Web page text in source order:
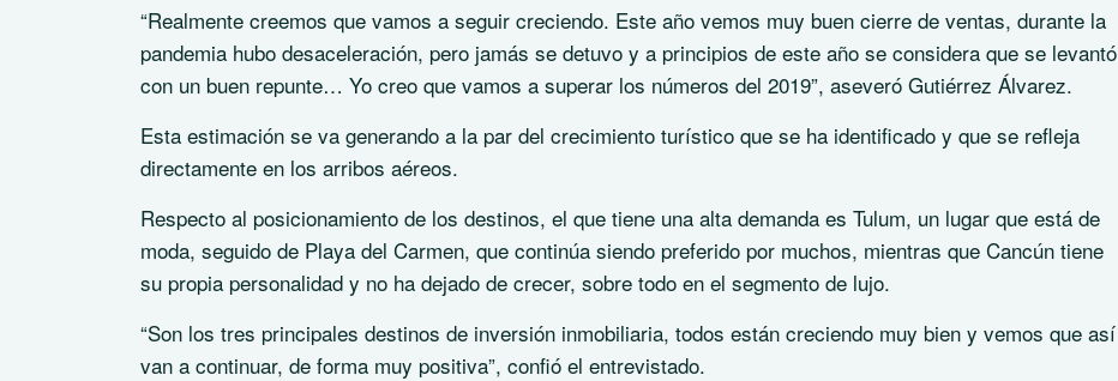
“Realmente creemos que vamos a seguir creciendo. Este año vemos muy buen cierre de ventas, durante la
pandemia hubo desaceleración, pero jamás se detuvo y a principios de este año se considera que se levantó
con un buen repunte… Yo creo que vamos a superar los números del 2019”, aseveró Gutiérrez Álvarez.
Esta estimación se va generando a la par del crecimiento turístico que se ha identificado y que se refleja
directamente en los arribos aéreos.
Respecto al posicionamiento de los destinos, el que tiene una alta demanda es Tulum, un lugar que está de
moda, seguido de Playa del Carmen, que continúa siendo preferido por muchos, mientras que Cancún tiene
su propia personalidad y no ha dejado de crecer, sobre todo en el segmento de lujo.
“Son los tres principales destinos de inversión inmobiliaria, todos están creciendo muy bien y vemos que así
van a continuar, de forma muy positiva”, confió el entrevistado.